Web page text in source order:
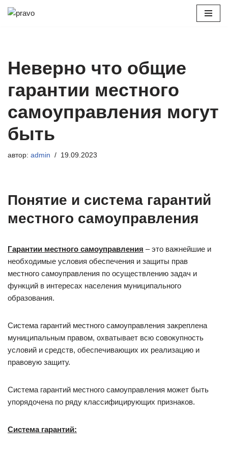
Неверно что общие
гарантии местного
самоуправления могут
быть
автор: admin 19.09.2023
Понятие и система гарантий
местного самоуправления
Гарантии местного самоуправления – это важнейшие и
необходимые условия обеспечения и защиты прав
местного самоуправления по осуществлению задач и
функций в интересах населения муниципального
образования.
Система гарантий местного самоуправления закреплена
муниципальным правом, охватывает всю совокупность
условий и средств, обеспечивающих их реализацию и
правовую защиту.
Система гарантий местного самоуправления может быть
упорядочена по ряду классифицирующих признаков.
Система гарантий: